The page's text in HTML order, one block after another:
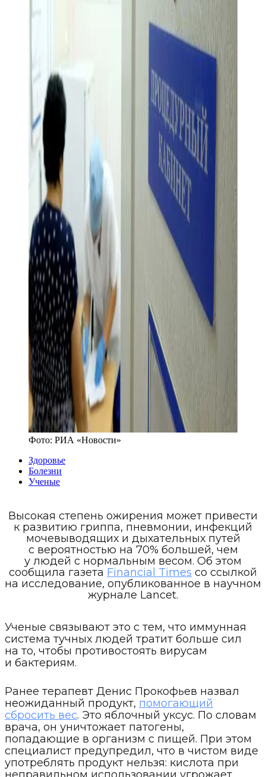
Фото: РИА «Новости»
Здоровье
Болезни
Ученые
Высокая степень ожирения может привести
к развитию гриппа, пневмонии, инфекций
мочевыводящих и дыхательных путей
с вероятностью на 70% большей, чем
у людей с нормальным весом. Об этом
сообщила газета Financial Times со ссылкой
на исследование, опубликованное в научном
журнале Lancet.
Ученые связывают это с тем, что иммунная
система тучных людей тратит больше сил
на то, чтобы противостоять вирусам
и бактериям.
Ранее терапевт Денис Прокофьев назвал
неожиданный продукт, помогающий
сбросить вес. Это яблочный уксус. По словам
врача, он уничтожает патогены,
попадающие в организм с пищей. При этом
специалист предупредил, что в чистом виде
употреблять продукт нельзя: кислота при